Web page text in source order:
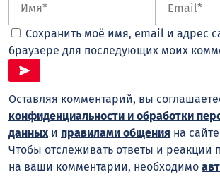
Сохранить моё имя, email и адрес
браузере для последующих моих
Оставляя комментарий, вы
конфиденциальности и обработки
данныхи правилами общения на
Чтобы отслеживать ответы и реакции
на ваши комментарии, необходимо